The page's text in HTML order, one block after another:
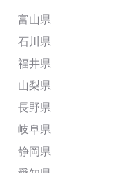
富山県
石川県
福井県
山梨県
長野県
岐阜県
静岡県